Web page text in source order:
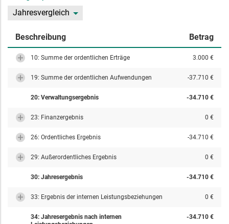
Jahresvergleich
Beschreibung Betrag
10: Summe der ordentlichen Erträge 3.000 €
19: Summe der ordentlichen Aufwendungen -37.710 €
20: Verwaltungsergebnis -34.710 €
23: Finanzergebnis 0 €
26: Ordentliches Ergebnis -34.710 €
29: Außerordentliches Ergebnis 0 €
30: Jahresergebnis -34.710 €
33: Ergebnis der internen Leistungsbeziehungen 0 €
34: Jahresergebnis nach internen
-34.710 €